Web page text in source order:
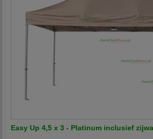
Easy Up 4,5 x 3 - Platinum inclusief